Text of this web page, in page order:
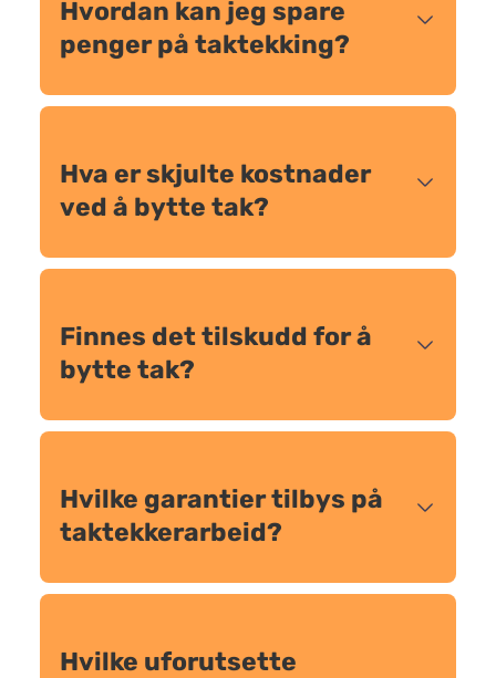
Hvordan kan jeg spare
penger på taktekking?
Hva er skjulte kostnader
ved å bytte tak?
Finnes det tilskudd for å
bytte tak?
Hvilke garantier tilbys på
taktekkerarbeid?
Hvilke uforutsette